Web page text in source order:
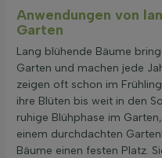
Anwendungen von
Garten
Lang blühende Bäume
Garten und machen jede
zeigen oft schon im
ihre Blüten bis weit in den
ruhige Blühphase im
einem durchdachten
Bäume einen festen Platz.